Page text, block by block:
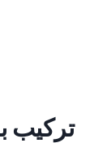
تركيب